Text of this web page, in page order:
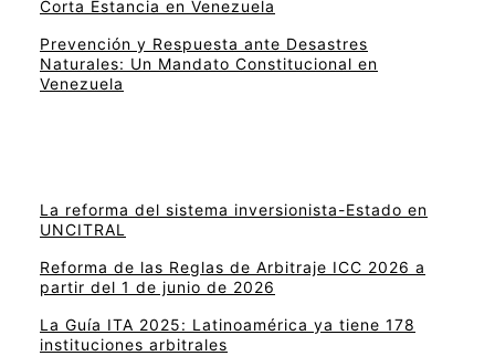
Corta Estancia en Venezuela
Prevención y Respuesta ante Desastres
Naturales: Un Mandato Constitucional en
Venezuela
La reforma del sistema inversionista-Estado en
UNCITRAL
Reforma de las Reglas de Arbitraje ICC 2026 a
partir del 1 de junio de 2026
La Guía ITA 2025: Latinoamérica ya tiene 178
instituciones arbitrales